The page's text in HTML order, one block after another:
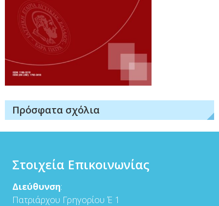
Πρόσφατα σχόλια
Στοιχεία Επικοινωνίας
Διεύθυνση:
Πατριάρχου Γρηγορίου Έ 1